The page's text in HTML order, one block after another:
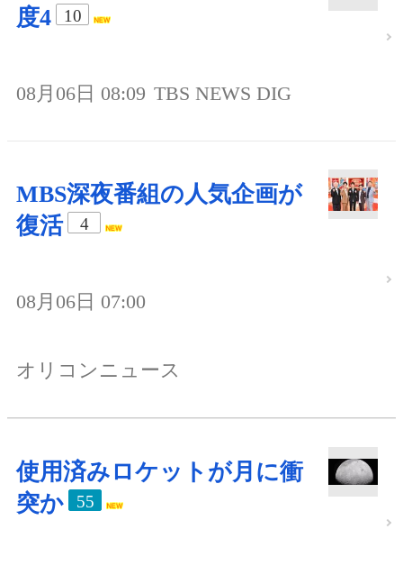
度4
10
08月06日 08:09 TBS NEWS DIG
MBS深夜番組の人気企画が
復活
4
08月06日 07:00
オリコンニュース
使用済みロケットが月に衝
突か
55